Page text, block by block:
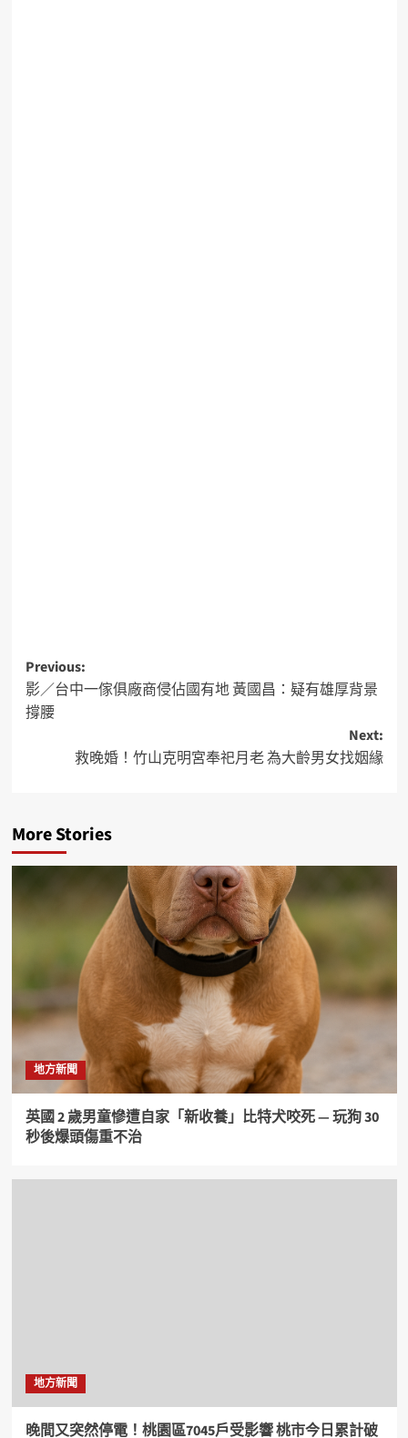
Previous:
影／台中一傢俱廠商侵佔國有地 黃國昌：疑有雄厚背景
撐腰
Next:
救晚婚！竹山克明宮奉祀月老 為大齡男女找姻緣
More Stories
地方新聞
英國 2 歲男童慘遭自家「新收養」比特犬咬死 — 玩狗 30
秒後爆頭傷重不治
地方新聞
晚間又突然停電！桃園區7045戶受影響 桃市今日累計破